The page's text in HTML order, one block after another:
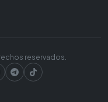
reservados.